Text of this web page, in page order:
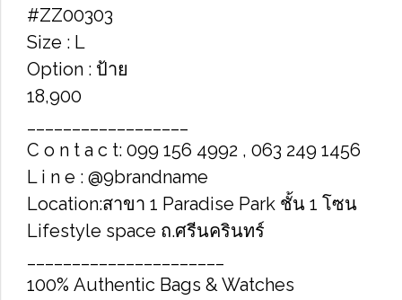
#ZZ00303
Size : L
Option : ป้าย
18,900
C o n t a c t: 099 156 4992 , 063 249 1456
L i n e : @9brandname
Location:สาขา 1 Paradise Park ชั้น 1 โซน
Lifestyle space ถ.ศรีนครินทร์
100% Authentic Bags & Watches